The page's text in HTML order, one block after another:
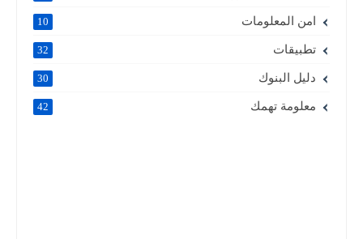
امن المعلومات 10
تطبيقات 32
دليل البنوك 30
معلومة تهمك 42